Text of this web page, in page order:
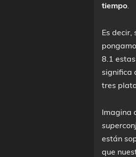
tiempo.
Es
8.1
significa
tres
Imagina
están
que